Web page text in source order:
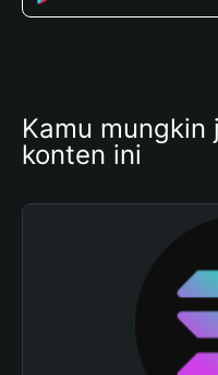
Kamu mungkin
konten ini